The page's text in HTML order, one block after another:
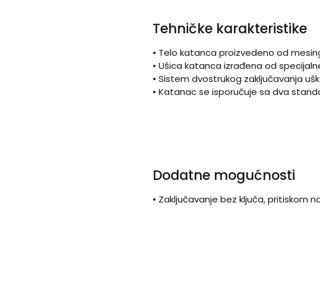
Tehničke karakteristike
• Telo katanca proizvedeno od
• Ušica katanca izrađena od
• Sistem dvostrukog zaključavanja
• Katanac se isporučuje sa dva
Dodatne mogućnosti
• Zaključavanje bez ključa, pritiskom